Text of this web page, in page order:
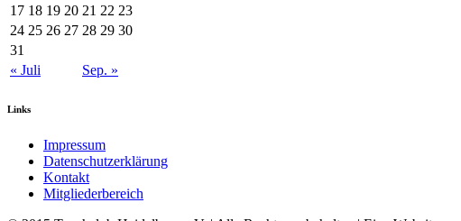
17 18 19 20 21 22 23
24 25 26 27 28 29 30
31
« Juli
Sep. »
Links
Impressum
Datenschutzerklärung
Kontakt
Mitgliederbereich